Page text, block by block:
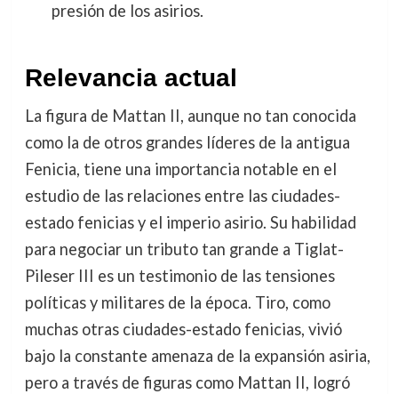
presión de los asirios.
Relevancia actual
La figura de Mattan II, aunque no tan conocida
como la de otros grandes líderes de la antigua
Fenicia, tiene una importancia notable en el
estudio de las relaciones entre las ciudades-
estado fenicias y el imperio asirio. Su habilidad
para negociar un tributo tan grande a Tiglat-
Pileser III es un testimonio de las tensiones
políticas y militares de la época. Tiro, como
muchas otras ciudades-estado fenicias, vivió
bajo la constante amenaza de la expansión asiria,
pero a través de figuras como Mattan II, logró